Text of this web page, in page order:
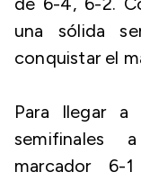
una sólida
conquistar el
Para llegar
semifinales
marcador 6-